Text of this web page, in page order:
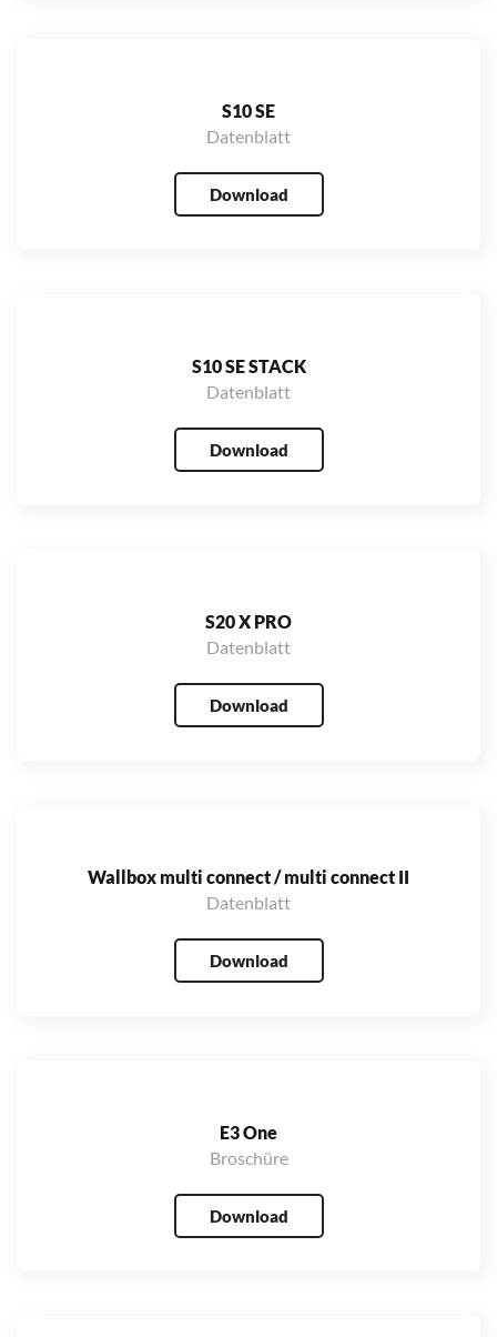
S10 SE
Datenblatt
Download
S10 SE STACK
Datenblatt
Download
S20 X PRO
Datenblatt
Download
Wallbox multi connect / multi connect II
Datenblatt
Download
E3 One
Broschüre
Download